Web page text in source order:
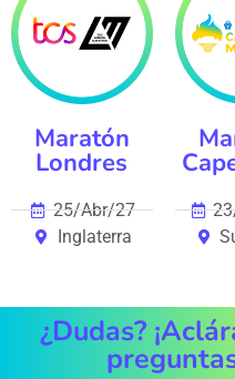
Maratón
Londres
25/Abr/27
Inglaterra
¿Dudas?